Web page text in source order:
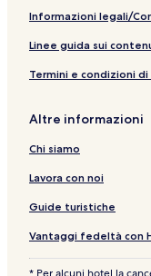
Informazioni legali/
Linee guida sui
Termini e condizioni
Altre informazioni
Chi siamo
Lavora con noi
Guide turistiche
Vantaggi fedeltà con